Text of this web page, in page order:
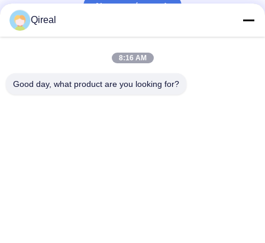
Να συνεχίσει
Qireal
8:16 AM
Good day, what product are you looking for?